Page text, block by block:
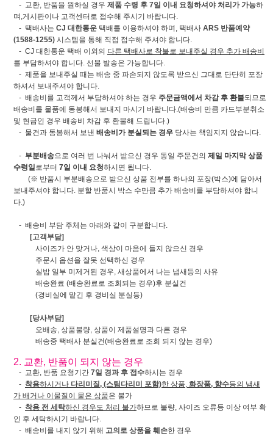
- 교환, 반품을 원하실 경우 제품 수령 후 7일 이내 요청하셔야 처리가 가능하
며,게시판이나 고객센터로 접수해 주시기 바랍니다.
- 택배사는 CJ 대한통운 택배를 이용하셔야 하며, 택배사 ARS 반품예약
(1588-1255) 시스템을 통해 직접 접수해 주셔야 합니다.
- CJ 대한통운 택배 이외의 다른 택배사로 착불로 보내주실 경우 추가 배송비
를 부담하셔야 합니다. 선불 발송은 가능합니다.
- 제품을 보내주실 때는 배송 중 파손되지 않도록 받으신 그대로 단단히 포장
하셔서 보내주셔야 합니다.
- 배송비를 고객께서 부담하셔야 하는 경우 주문금액에서 차감 후 환불되므로
배송비를 물품에 동봉해서 보내지 마시기 바랍니다.(배송비 만큼 카드부분취소
및 현금인 경우 배송비 차감 후 환불해 드립니다.)
- 물건과 동봉해서 보낸 배송비가 분실되는 경우 당사는 책임지지 않습니다.
- 부분배송으로 여러 번 나눠서 받으신 경우 동일 주문건의 제일 마지막 상품
수령일로부터 7일 이내 요청하시면 됩니다.
(※ 반품시 부분배송으로 받으신 상품 전부를 하나의 포장(박스)에 담아서
보내주셔야 합니다. 분할 반품시 박스 수만큼 추가 배송비를 부담하셔야 합니
다.)
- 배송비 부담 주체는 아래와 같이 구분합니다.
[고객부담]
사이즈가 안 맞거나, 색상이 마음에 들지 않으신 경우
주문시 옵션을 잘못 선택하신 경우
실밥 일부 미제거된 경우, 새상품에서 나는 냄새등의 사유
배송완료 (배송완료로 조회되는 경우)후 분실건
(경비실에 맡긴 후 경비실 분실등)
[당사부담]
오배송, 상품불량, 상품이 제품설명과 다른 경우
배송중 택배사 분실건(배송완료로 조회 되지 않는 경우)
2. 교환, 반품이 되지 않는 경우
- 교환, 반품 요청기간 7일 경과 후 접수하시는 경우
- 착용하시거나 다리미질, (스팀다리미 포함)한 상품, 화장품, 향수등의 냄새
가 배거나 이물질이 뭍은 상품은 불가
- 착용 전 세탁하신 경우도 처리 불가하므로 불량, 사이즈 오류등 이상 여부 확
인 후 세탁하시기 바랍니다.
- 배송비를 내지 않기 위해 고의로 상품을 훼손한 경우